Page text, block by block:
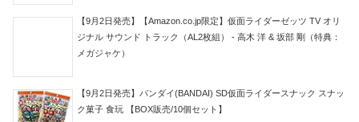
【9月2日発売】【Amazon.co.jp限定】仮面ライダーゼッツ TV オリ
ジナル サウンド トラック（AL2枚組） - 高木 洋 & 坂部 剛（特典：
メガジャケ）
【9月2日発売】バンダイ(BANDAI) SD仮面ライダースナック スナッ
ク菓子 食玩 【BOX販売/10個セット】